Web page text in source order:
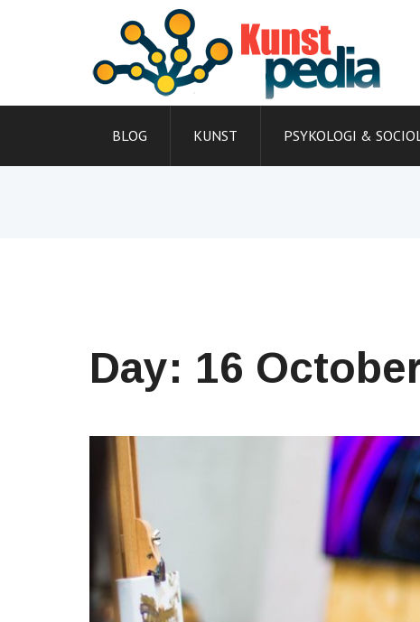
BLOG KUNST PSYKOLOGI &
Day: 16